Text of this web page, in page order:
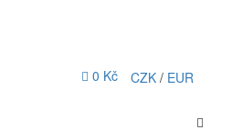
0 Kč CZK / EUR